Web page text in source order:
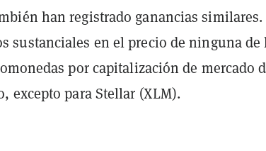
han registrado ganancias similares.
sustanciales en el precio de ninguna de
por capitalización de mercado
excepto para Stellar (XLM).